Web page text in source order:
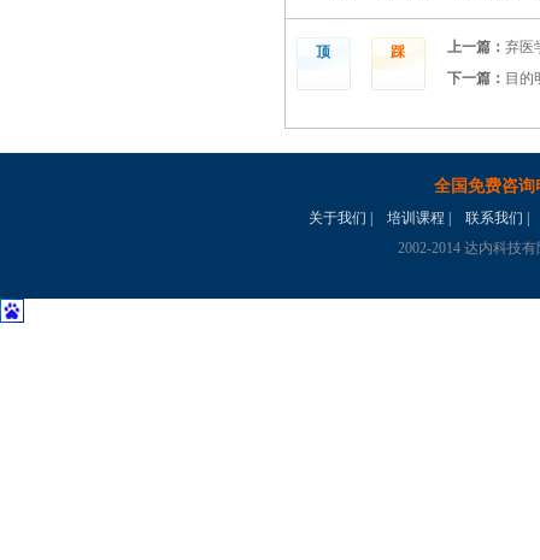
顶 踩 上一篇： 弃医
下一篇： 目的
全国免费咨询
关于我们 培训课程 联系我们
2002-2014 达内科技